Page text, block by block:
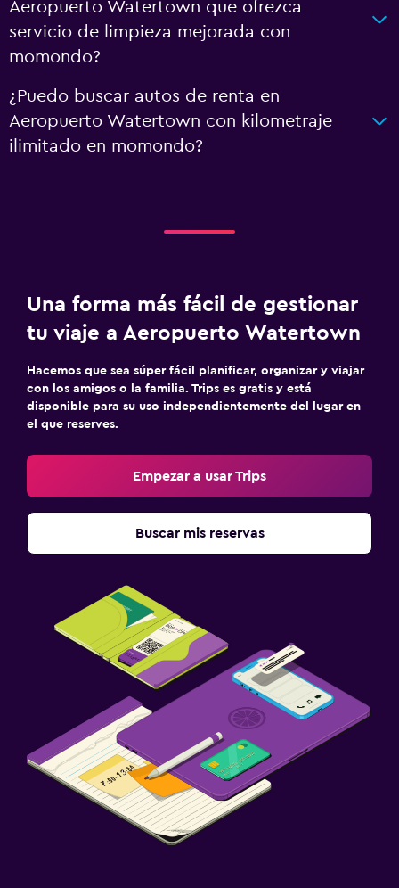
Aeropuerto Watertown que ofrezca
servicio de limpieza mejorada con
momondo?
¿Puedo buscar autos de renta en
Aeropuerto Watertown con kilometraje
ilimitado en momondo?
Una forma más fácil de gestionar
tu viaje a Aeropuerto Watertown
Hacemos que sea súper fácil planificar, organizar y viajar
con los amigos o la familia. Trips es gratis y está
disponible para su uso independientemente del lugar en
el que reserves.
Empezar a usar Trips
Buscar mis reservas